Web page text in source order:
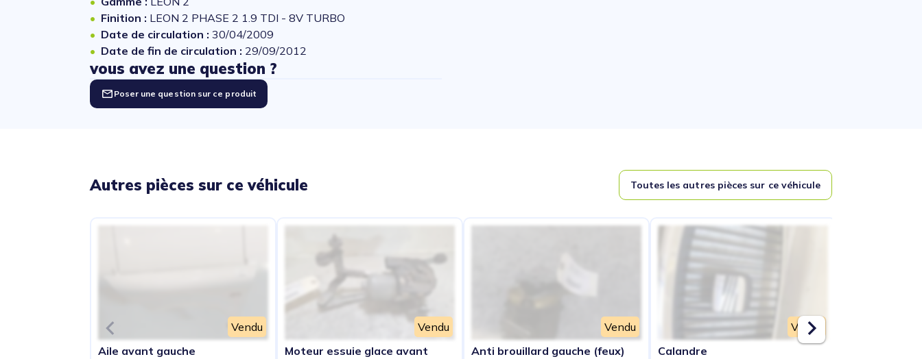
Finition : LEON 2 PHASE 2 1.9 TDI - 8V TURBO
Date de circulation : 30/04/2009
Date de fin de circulation : 29/09/2012
vous avez une question ?
Poser une question sur ce produit
Autres pièces sur ce véhicule Toutes les autres pièces sur ce véhicule
Vendu
Aile avant gauche
Vendu
Moteur essuie glace avant
Vendu
Anti brouillard gauche (feux)
Vendu
Calandre